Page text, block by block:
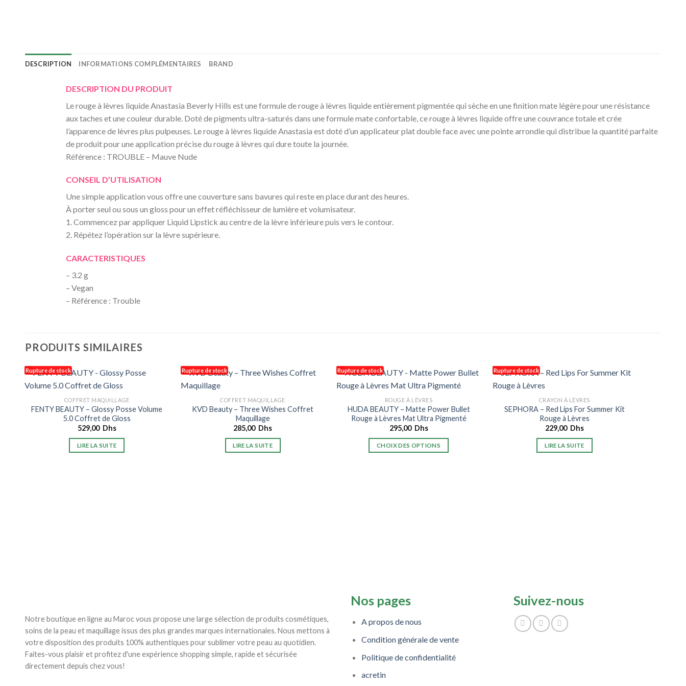
DESCRIPTION INFORMATIONS COMPLÉMENTAIRES BRAND
DESCRIPTION DU PRODUIT
Le rouge à lèvres liquide Anastasia Beverly Hills est une formule de rouge à lèvres liquide entièrement pigmentée qui sèche en une finition mate légère pour une résistance
aux taches et une couleur durable. Doté de pigments ultra-saturés dans une formule mate confortable, ce rouge à lèvres liquide offre une couvrance totale et crée
l’apparence de lèvres plus pulpeuses. Le rouge à lèvres liquide Anastasia est doté d’un applicateur plat double face avec une pointe arrondie qui distribue la quantité parfaite
de produit pour une application précise du rouge à lèvres qui dure toute la journée.
Référence : TROUBLE – Mauve Nude
CONSEIL D’UTILISATION
Une simple application vous offre une couverture sans bavures qui reste en place durant des heures.
À porter seul ou sous un gloss pour un effet réfléchisseur de lumière et volumisateur.
1. Commencez par appliquer Liquid Lipstick au centre de la lèvre inférieure puis vers le contour.
2. Répétez l’opération sur la lèvre supérieure.
CARACTERISTIQUES
– 3.2 g
– Vegan
– Référence : Trouble
PRODUITS SIMILAIRES
Rupture de stock
COFFRET MAQUILLAGE
FENTY BEAUTY – Glossy Posse Volume
5.0 Coffret de Gloss
529,00 Dhs
LIRE LA SUITE
Rupture de stock
COFFRET MAQUILLAGE
KVD Beauty – Three Wishes Coffret
Maquillage
285,00 Dhs
LIRE LA SUITE
Rupture de stock
ROUGE À LÈVRES
HUDA BEAUTY – Matte Power Bullet
Rouge à Lèvres Mat Ultra Pigmenté
295,00 Dhs
CHOIX DES OPTIONS
page
produit
Rupture de stock
CRAYON À LÈVRES
SEPHORA – Red Lips For Summer Kit
Rouge à Lèvres
229,00 Dhs
LIRE LA SUITE
Notre boutique en ligne au Maroc vous propose une large sélection de produits cosmétiques,
soins de la peau et maquillage issus des plus grandes marques internationales. Nous mettons à
votre disposition des produits 100% authentiques pour sublimer votre peau au quotidien.
Faites-vous plaisir et profitez d'une expérience shopping simple, rapide et sécurisée
directement depuis chez vous!
Nos pages
A propos de nous
Condition générale de vente
Politique de confidentialité
acretin
Suivez-nous